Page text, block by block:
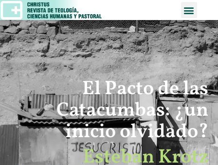
El Pacto de las
Catacumbas: ¿un
inicio olvidado?
Esteban Krotz